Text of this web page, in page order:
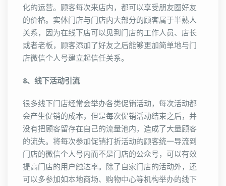
化的运营。顾客每次来店内，都可以享受朋友圈好友
的价格。实体门店与门店内大部分的顾客属于半熟人
关系，因为在线下店可以见到门店的工作人员、店长
或者老板，顾客添加了好友之后能够更加简单地与门
店微信个人号建立起信任关系。
8、线下活动引流
很多线下门店经常会举办各类促销活动，每次活动都
会产生促销的成本，但是每次促销活动结束之后，并
没有把顾客留存在自己的流量池内，造成了大量顾客
的流失。将每次参加促销打折活动的顾客统一导流到
门店的微信个人号内而不是门店的公众号，可以有效
提高门店的用户触达率。除了自家门店的活动外，还
可以多参加如本地商场、购物中心等机构举办的线下